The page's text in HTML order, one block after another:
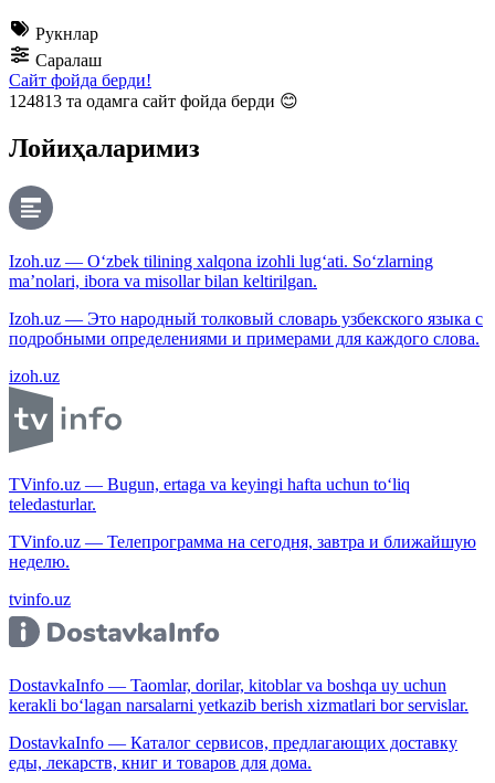
Рукнлар
Саралаш
Сайт фойда берди!
124813 та одамга сайт фойда берди 😊
Лойиҳаларимиз
Izoh.uz — O‘zbek tilining xalqona izohli lug‘ati. So‘zlarning
ma’nolari, ibora va misollar bilan keltirilgan.
Izoh.uz — Это народный толковый словарь узбекского языка с
подробными определениями и примерами для каждого слова.
izoh.uz
TVinfo.uz — Bugun, ertaga va keyingi hafta uchun to‘liq
teledasturlar.
TVinfo.uz — Телепрограмма на сегодня, завтра и ближайшую
неделю.
tvinfo.uz
DostavkaInfo — Taomlar, dorilar, kitoblar va boshqa uy uchun
kerakli bo‘lagan narsalarni yetkazib berish xizmatlari bor servislar.
DostavkaInfo — Каталог сервисов, предлагающих доставку
еды, лекарств, книг и товаров для дома.